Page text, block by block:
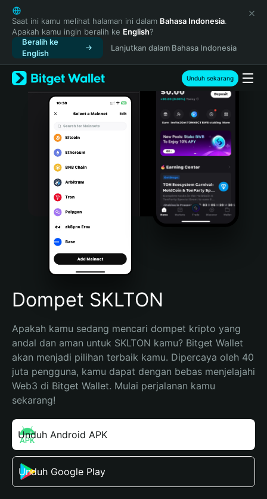
English
日本語
Tiếng Việt
Русский
Español (Latinoamérica)
Türkçe
Italiano
Português (Portugal)
Bahasa Indonesia
Português (Brasil)
Español (Argentina)
Saat ini kamu melihat halaman ini dalam Bahasa Indonesia.
Apakah kamu ingin beralih ke English?
Beralih ke
English
Lanjutkan dalam Bahasa Indonesia
Unduh sekarang
Dompet SKLTON
Apakah kamu sedang mencari dompet kripto yang
andal dan aman untuk SKLTON kamu? Bitget Wallet
akan menjadi pilihan terbaik kamu. Dipercaya oleh 40
juta pengguna, kamu dapat dengan bebas menjelajahi
Web3 di Bitget Wallet. Mulai perjalanan kamu
sekarang!
Unduh Android APK
Unduh Google Play